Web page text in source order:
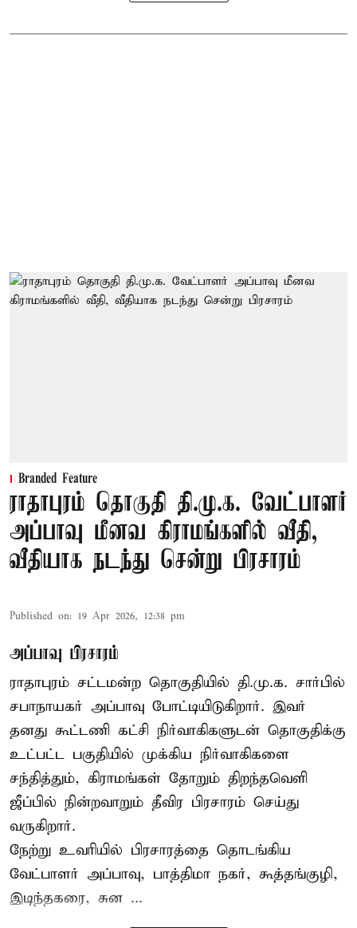
Branded Feature
ராதாபுரம் தொகுதி தி.மு.க. வேட்பாளர்
அப்பாவு மீனவ கிராமங்களில் வீதி,
வீதியாக நடந்து சென்று பிரசாரம்
Published on: 19 Apr 2026, 12:38 pm
அப்பாவு பிரசாரம்
ராதாபுரம் சட்டமன்ற தொகுதியில் தி.மு.க. சார்பில்
சபாநாயகர் அப்பாவு போட்டியிடுகிறார். இவர்
தனது கூட்டணி கட்சி நிர்வாகிகளுடன் தொகுதிக்கு
உட்பட்ட பகுதியில் முக்கிய நிர்வாகிகளை
சந்தித்தும், கிராமங்கள் தோறும் திறந்தவெளி
ஜீப்பில் நின்றவாறும் தீவிர பிரசாரம் செய்து
வருகிறார்.
நேற்று உவரியில் பிரசாரத்தை தொடங்கிய
வேட்பாளர் அப்பாவு, பாத்திமா நகர், கூத்தங்குழி,
இடிந்தகரை, சுன ...